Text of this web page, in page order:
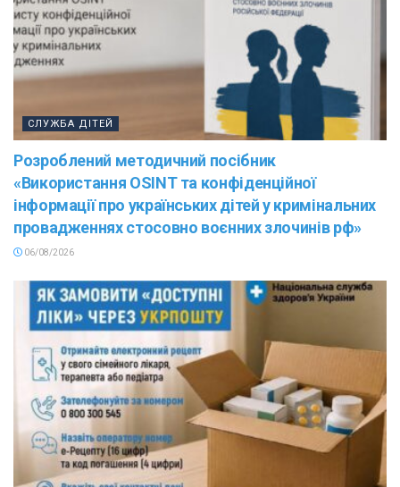
СЛУЖБА ДІТЕЙ
Розроблений методичний посібник
«Використання OSINT та конфіденційної
інформації про українських дітей у кримінальних
провадженнях стосовно воєнних злочинів рф»
06/08/2026